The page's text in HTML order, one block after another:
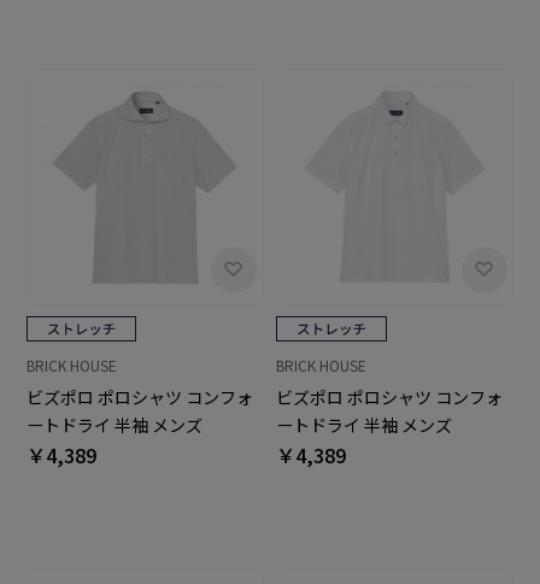
BRICK HOUSE
ビズポロ ポロシャツ コンフォ
ートドライ 半袖 メンズ
￥4,389
BRICK HOUSE
ビズポロ ポロシャツ コンフォ
ートドライ 半袖 メンズ
￥4,389